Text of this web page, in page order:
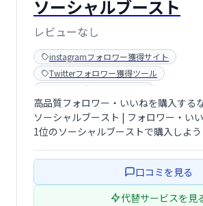
ソーシャルブースト
レビューなし
instagramフォロワー獲得サイト
Twitterフォロワー獲得ツール
Youtube登録者購入サイト
高品質フォロワー・いいねを購入する
ソーシャルブースト | フォロワー・い
1位のソーシャルブーストで購入しよ
Social Boost♪
口コミを見る
代替サービスを見